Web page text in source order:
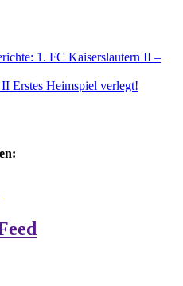
1. FC Kaiserslautern II –
Erstes Heimspiel verlegt!